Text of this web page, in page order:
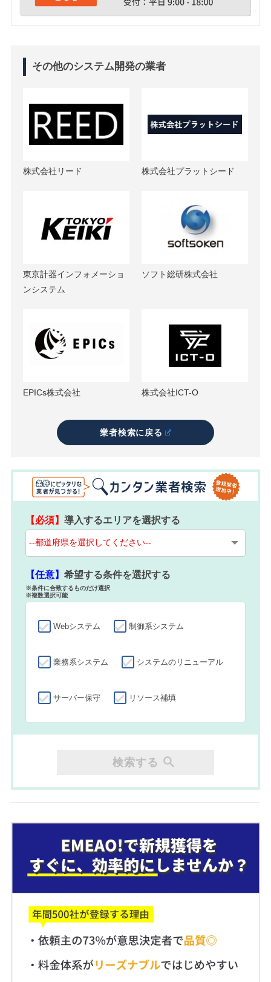
その他のシステム開発の業者
株式会社リード 株式会社プラットシード
東京計器インフォメーショ
ンシステム
ソフト総研株式会社
EPICs株式会社 株式会社ICT-O
業者検索に戻る
【必須】導入するエリアを選択する
【任意】希望する条件を選択する
※条件に合致するものだけ選択
※複数選択可能
Webシステム 制御系システム
業務系システム システムのリニューアル
サーバー保守 リソース補填
検索する